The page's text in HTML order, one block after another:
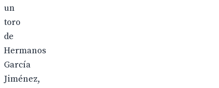
un
toro
de
Hermanos
García
Jiménez,